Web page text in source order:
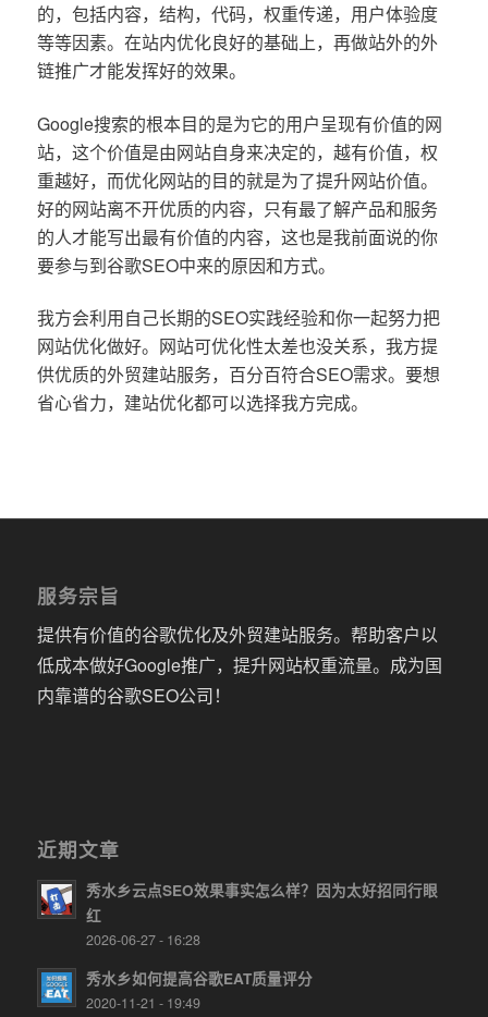
的，包括内容，结构，代码，权重传递，用户体验度
等等因素。在站内优化良好的基础上，再做站外的外
链推广才能发挥好的效果。
Google搜索的根本目的是为它的用户呈现有价值的网
站，这个价值是由网站自身来决定的，越有价值，权
重越好，而优化网站的目的就是为了提升网站价值。
好的网站离不开优质的内容，只有最了解产品和服务
的人才能写出最有价值的内容，这也是我前面说的你
要参与到谷歌SEO中来的原因和方式。
我方会利用自己长期的SEO实践经验和你一起努力把
网站优化做好。网站可优化性太差也没关系，我方提
供优质的外贸建站服务，百分百符合SEO需求。要想
省心省力，建站优化都可以选择我方完成。
服务宗旨
提供有价值的谷歌优化及外贸建站服务。帮助客户以
低成本做好Google推广，提升网站权重流量。成为国
内靠谱的谷歌SEO公司！
近期文章
秀水乡云点SEO效果事实怎么样？因为太好招同行眼
红
2026-06-27 - 16:28
秀水乡如何提高谷歌EAT质量评分
2020-11-21 - 19:49